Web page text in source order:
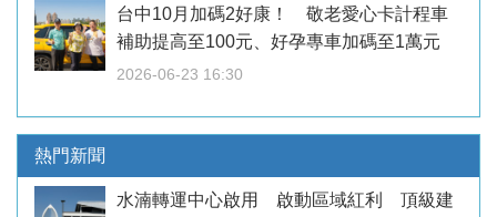
台中10月加碼2好康！ 敬老愛心卡計程車
補助提高至100元、好孕專車加碼至1萬元
2026-06-23 16:30
熱門新聞
水湳轉運中心啟用 啟動區域紅利 頂級建